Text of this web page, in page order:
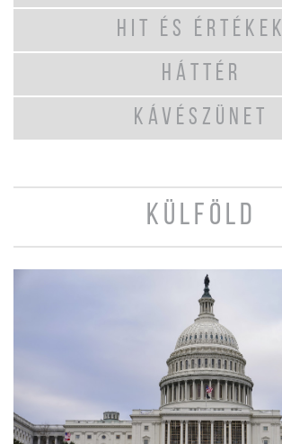
HIT ÉS ÉRTÉKEK
HÁTTÉR
KÁVÉSZÜNET
KÜLFÖLD